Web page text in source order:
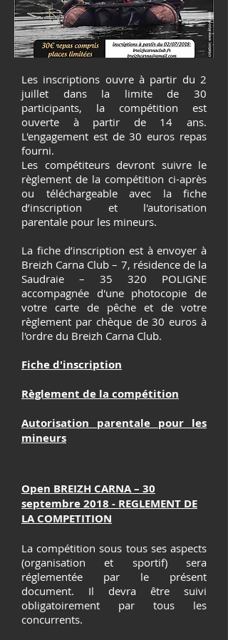
Les inscriptions ouvre à partir du 2
juillet dans la limite de 30
participants, la compétition est
ouverte à partir de 14 ans.
L'engagement est de 30 euros repas
fourni.
Les compétiteurs devront suivre le
règlement de la compétition ci-après
ou téléchargeable avec la fiche
d’inscription et l'autorisation
parentale pour les mineurs.
La fiche d’inscription est à envoyer à
Breizh Carna Club – 7, résidence de la
Saudraie – 35 320 POLIGNE
accompagnée d'une photocopie de
votre carte de pêche et de votre
règlement par chèque de 30 euros à
l'ordre du Breizh Carna Club.
Fiche d'inscription
Règlement de la compétition
Autorisation parentale pour les
mineurs
Open BREIZH CARNA – 30
septembre 2018 - REGLEMENT DE
LA COMPETITION
La compétition sous tous ses aspects
(organisation et sportif) sera
réglementée par le présent
document. Il devra être suivi
obligatoirement par tous les
concurrents.